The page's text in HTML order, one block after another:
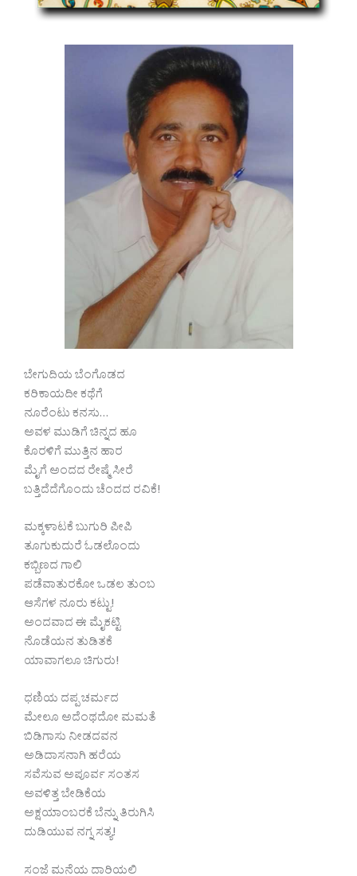
ಬೇಗುದಿಯ ಬೆಂಗೊಡದ
ಕರಿಕಾಯದೀ ಕಥೆಗೆ
ನೂರೆಂಟು ಕನಸು…
ಅವಳ ಮುಡಿಗೆ ಚಿನ್ನದ ಹೂ
ಕೊರಳಿಗೆ ಮುತ್ತಿನ ಹಾರ
ಮೈಗೆ ಅಂದದ ರೇಷ್ಮೆ ಸೀರೆ
ಬತ್ತಿದೆದೆಗೊಂದು ಚೆಂದದ ರವಿಕೆ!
ಮಕ್ಕಳಾಟಕೆ ಬುಗುರಿ ಪೀಪಿ
ತೂಗುಕುದುರೆ ಓಡಲೊಂದು
ಕಬ್ಬಿಣದ ಗಾಲಿ
ಪಡೆವಾತುರಕೋ ಒಡಲ ತುಂಬ
ಆಸೆಗಳ ನೂರು ಕಟ್ಟು!
ಅಂದವಾದ ಈ ಮೈಕಟ್ಟಿ
ನೊಡೆಯನ ತುಡಿತಕೆ
ಯಾವಾಗಲೂ ಚಿಗುರು!
ಧಣಿಯ ದಪ್ಪ ಚರ್ಮದ
ಮೇಲೂ ಅದೆಂಥದೋ ಮಮತೆ
ಬಿಡಿಗಾಸು ನೀಡದವನ
ಅಡಿದಾಸನಾಗಿ ಹರೆಯ
ಸವೆಸುವ ಅಪೂರ್ವ ಸಂತಸ
ಅವಳಿತ್ತ ಬೇಡಿಕೆಯ
ಅಕ್ಷಯಾಂಬರಕೆ ಬೆನ್ನು ತಿರುಗಿಸಿ
ದುಡಿಯುವ ನಗ್ನ ಸತ್ಯ!
ಸಂಜೆ ಮನೆಯ ದಾರಿಯಲಿ